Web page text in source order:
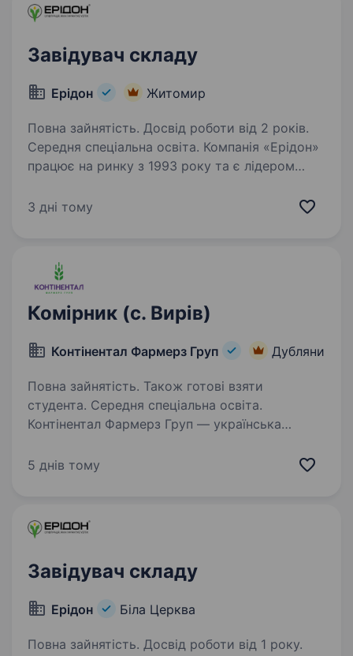
Завідувач складу
Ерідон Житомир
Повна зайнятість. Досвід роботи від 2 років.
Середня спеціальна освіта. Компанія «Ерідон»
працює на ринку з 1993 року та є лідером
сільськогосподарських підприємств України.
польових…
3 дні тому
Комірник (с. Вирів)
Контінентал Фармерз Груп Дубляни
Повна зайнятість. Також готові взяти
студента. Середня спеціальна освіта.
Контінентал Фармерз Груп — українська
Ми працюємо в Західноукраїнському регіоні,
5 днів тому
Завідувач складу
Ерідон Біла Церква
Повна зайнятість. Досвід роботи від 1 року.